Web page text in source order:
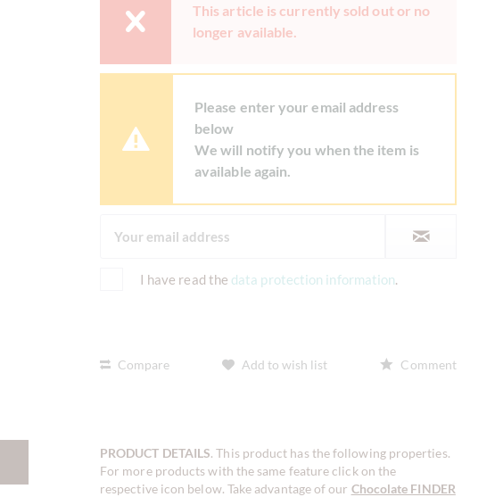
This article is currently sold out or no
longer available.
Please enter your email address
below
We will notify you when the item is
available again.
I have read the data protection information.
Compare Add to wish list Comment
PRODUCT DETAILS. This product has the following properties.
For more products with the same feature click on the
respective icon below. Take advantage of our Chocolate FINDER